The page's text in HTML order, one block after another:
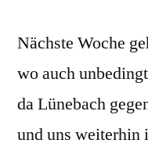
Nächste Woche
wo auch
da Lünebach
und uns weiterhin